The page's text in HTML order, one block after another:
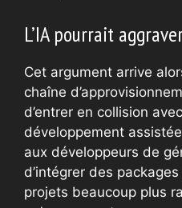
L’IA pourrait
Cet argument arrive
chaîne
d’entrer en collision
développement
aux développeurs de
d’intégrer des
projets beaucoup plus